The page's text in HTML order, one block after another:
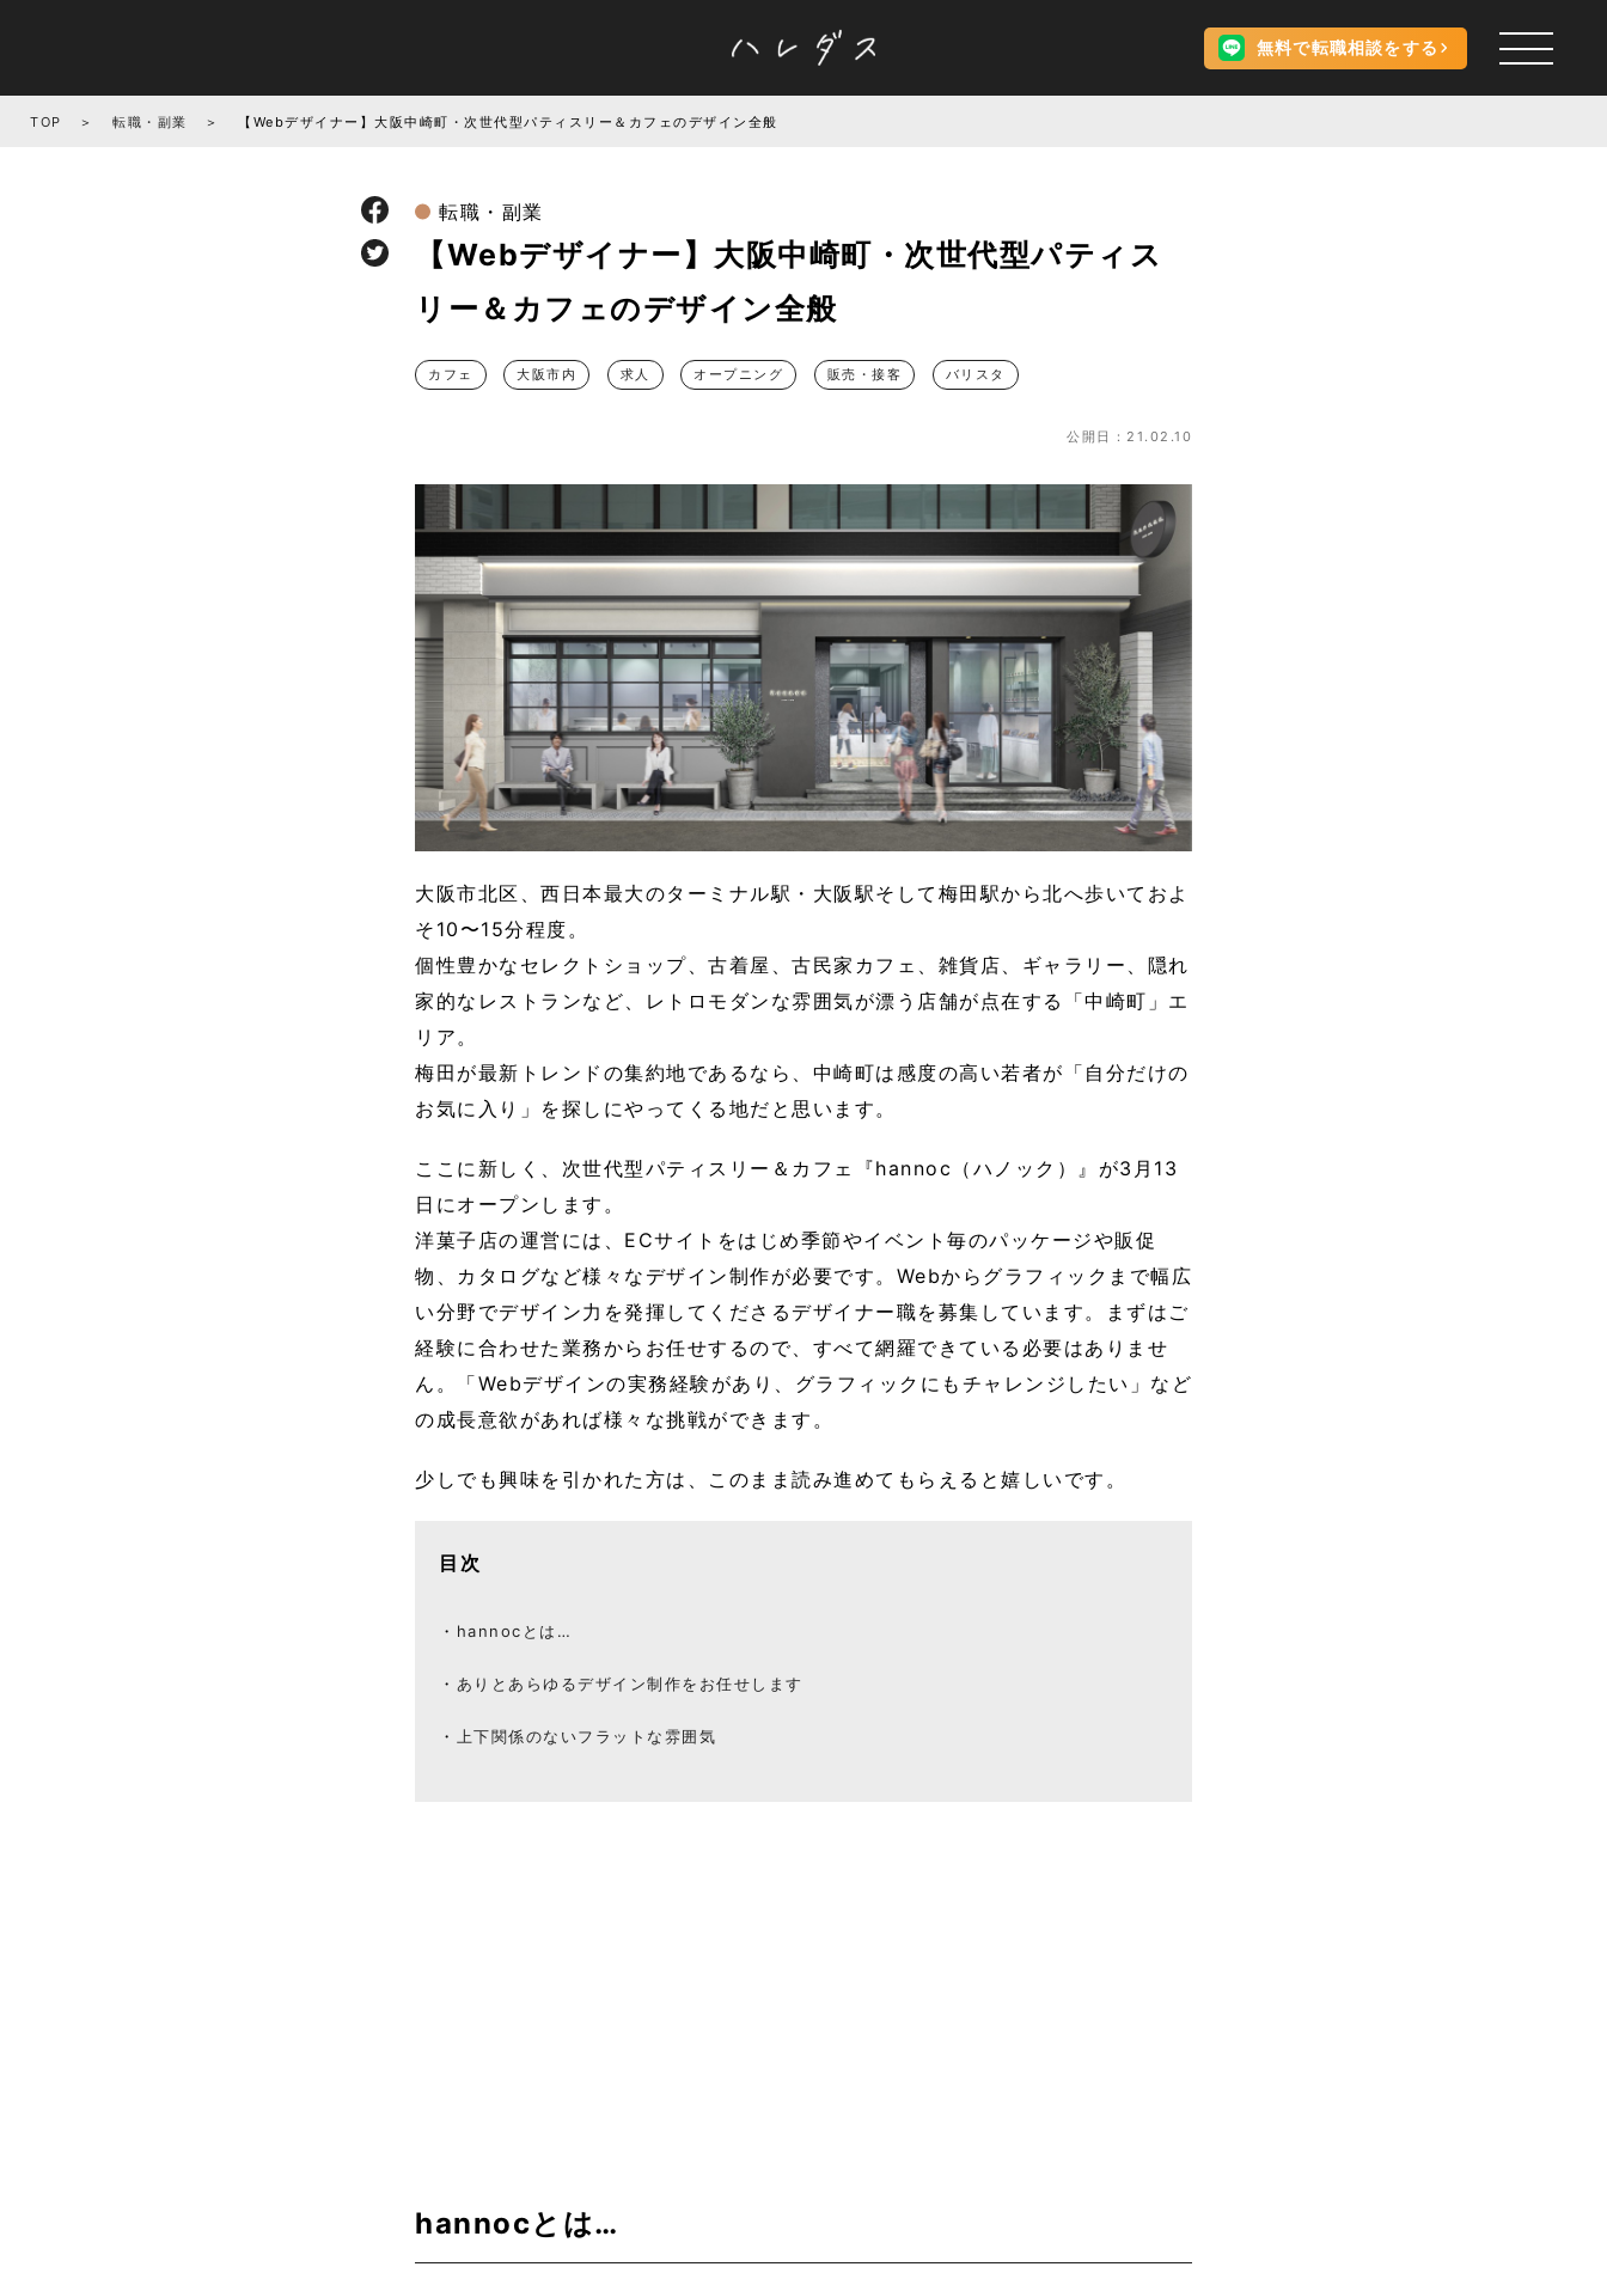
無料で転職相談をする
TOP 転職・副業 【Webデザイナー】大阪中崎町・次世代型パティスリー＆カフェのデザイン全般
転職・副業
【Webデザイナー】大阪中崎町・次世代型パティス
リー＆カフェのデザイン全般
カフェ 大阪市内 求人 オープニング 販売・接客 バリスタ
公開日：21.02.10
大阪市北区、西日本最大のターミナル駅・大阪駅そして梅田駅から北へ歩いておよ
そ10〜15分程度。
個性豊かなセレクトショップ、古着屋、古民家カフェ、雑貨店、ギャラリー、隠れ
家的なレストランなど、レトロモダンな雰囲気が漂う店舗が点在する「中崎町」エ
リア。
梅田が最新トレンドの集約地であるなら、中崎町は感度の高い若者が「自分だけの
お気に入り」を探しにやってくる地だと思います。
ここに新しく、次世代型パティスリー＆カフェ『hannoc（ハノック）』が3月13
日にオープンします。
洋菓子店の運営には、ECサイトをはじめ季節やイベント毎のパッケージや販促
物、カタログなど様々なデザイン制作が必要です。Webからグラフィックまで幅広
い分野でデザイン力を発揮してくださるデザイナー職を募集しています。まずはご
経験に合わせた業務からお任せするので、すべて網羅できている必要はありませ
ん。「Webデザインの実務経験があり、グラフィックにもチャレンジしたい」など
の成長意欲があれば様々な挑戦ができます。
少しでも興味を引かれた方は、このまま読み進めてもらえると嬉しいです。
目次
hannocとは…
ありとあらゆるデザイン制作をお任せします
上下関係のないフラットな雰囲気
hannocとは…